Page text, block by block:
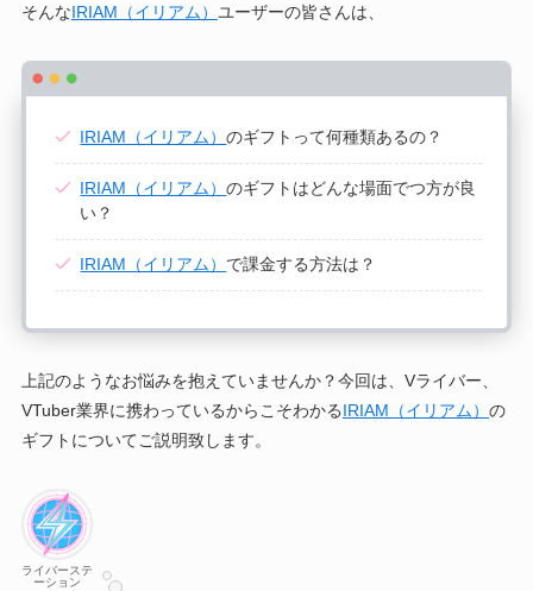
そんなIRIAM（イリアム） ユーザーの皆さんは、
IRIAM（イリアム）のギフトって何種類あるの？
IRIAM（イリアム）のギフトはどんな場面でつ方が良
い？
IRIAM（イリアム） で課金する方法は？
上記のようなお悩みを抱えていませんか？今回は、Vライバー、
VTuber業界に携わっているからこそわかるIRIAM（イリアム） の
ギフトについてご説明致します。
ライバーステ
ーション